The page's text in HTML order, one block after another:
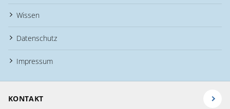
Wissen
Datenschutz
Impressum
KONTAKT